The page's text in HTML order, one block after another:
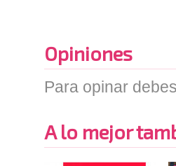
Opiniones
Para opinar
A lo mejor